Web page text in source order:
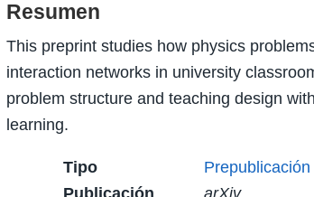
Resumen
This preprint studies how physics
interaction networks in university
problem structure and teaching design
learning.
Tipo
Prepublicación
Publicación
arXiv